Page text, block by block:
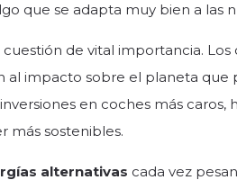
que se adapta muy bien a las
cuestión de vital importancia.
al impacto sobre el planeta que
en coches más caros,
más sostenibles.
alternativas cada vez